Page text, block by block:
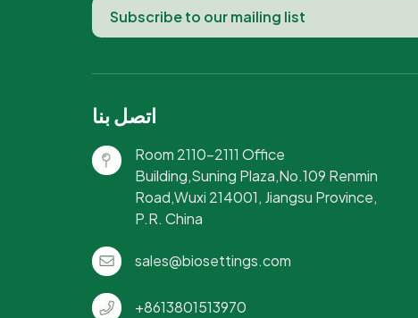
اتصل بنا
Room 2110-2111 Office
Building,Suning Plaza,No.109 Renmin
Road,Wuxi 214001, Jiangsu Province,
P.R. China
sales@biosettings.com
+8613801513970